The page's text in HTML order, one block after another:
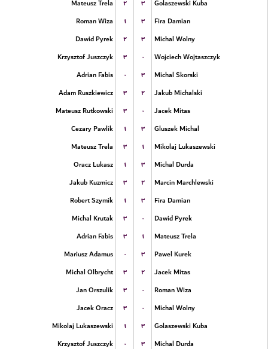
Mateusz Trela ۲ ۳
Golaszewski Kuba
Roman Wiza
۱ ۳
Fira Damian
Dawid Pyrek
۲ ۳
Michal Wolny
Krzysztof Juszczyk
۳ ۰
Wojciech Wojtaszczyk
Adrian Fabis
۰ ۳
Michal Skorski
Adam Ruszkiewicz
۳ ۲
Jakub Michalski
Mateusz Rutkowski
۳ ۰
Jacek Mitas
Cezary Pawlik
۱ ۳
Gluszek Michal
Mateusz Trela
۳ ۱
Mikolaj Lukaszewski
Oracz Lukasz
۱ ۳
Michal Durda
Jakub Kuzmicz
۳ ۲
Marcin Marchlewski
Robert Szymik
۱ ۳
Fira Damian
Michal Krutak
۳ ۰
Dawid Pyrek
Adrian Fabis
۳ ۱
Mateusz Trela
Mariusz Adamus
۰ ۳
Pawel Kurek
Michal Olbrycht
۳ ۲
Jacek Mitas
Jan Orszulik
۳ ۰
Roman Wiza
Jacek Oracz
۳ ۰
Michal Wolny
Mikolaj Lukaszewski
۱ ۳
Golaszewski Kuba
Krzysztof Juszczyk
۰ ۳
Michal Durda